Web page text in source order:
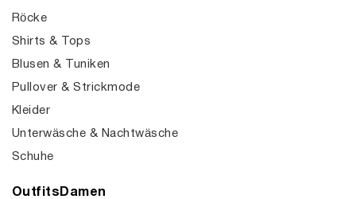
Röcke
Shirts & Tops
Blusen & Tuniken
Pullover & Strickmode
Kleider
Unterwäsche & Nachtwäsche
Schuhe
OutfitsDamen